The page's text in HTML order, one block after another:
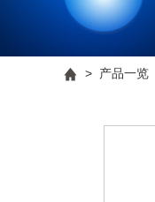
> 产品一览